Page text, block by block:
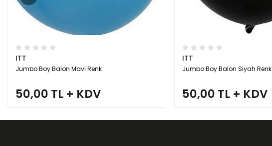
ITT
Jumbo Boy Balon Mavi Renk
50,00 TL + KDV
ITT
Jumbo Boy Balon Siyah Renk
50,00 TL + KDV